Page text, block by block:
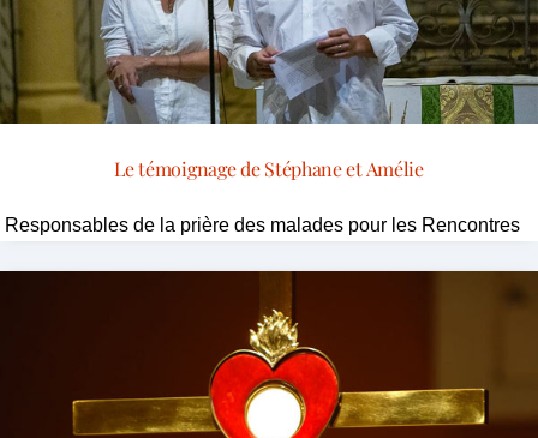
Le témoignage de Stéphane et Amélie
Responsables de la prière des malades pour les Rencontres